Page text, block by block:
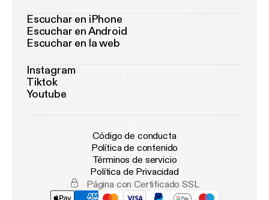
Escuchar en iPhone
Escuchar en Android
Escuchar en la web
Instagram
Tiktok
Youtube
Código de conducta
Política de contenido
Términos de servicio
Política de Privacidad
Página con Certificado SSL